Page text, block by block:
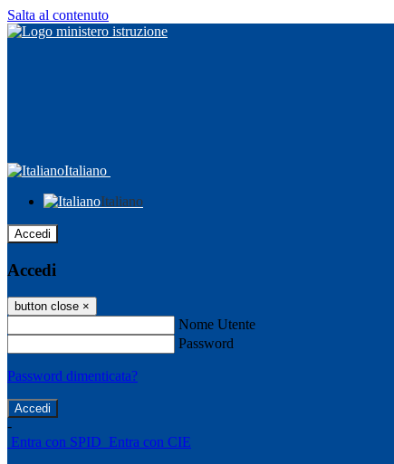
Salta al contenuto
Italiano
Italiano
Accedi
Accedi
button close ×
Nome Utente
Password
Password dimenticata?
-
Entra con SPID Entra con CIE